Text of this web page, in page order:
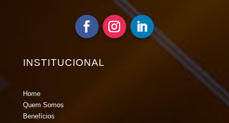
INSTITUCIONAL
Home
Quem Somos
Benefícios